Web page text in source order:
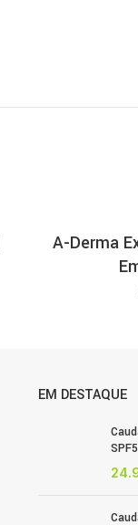
A-Derma
EM DESTAQUE